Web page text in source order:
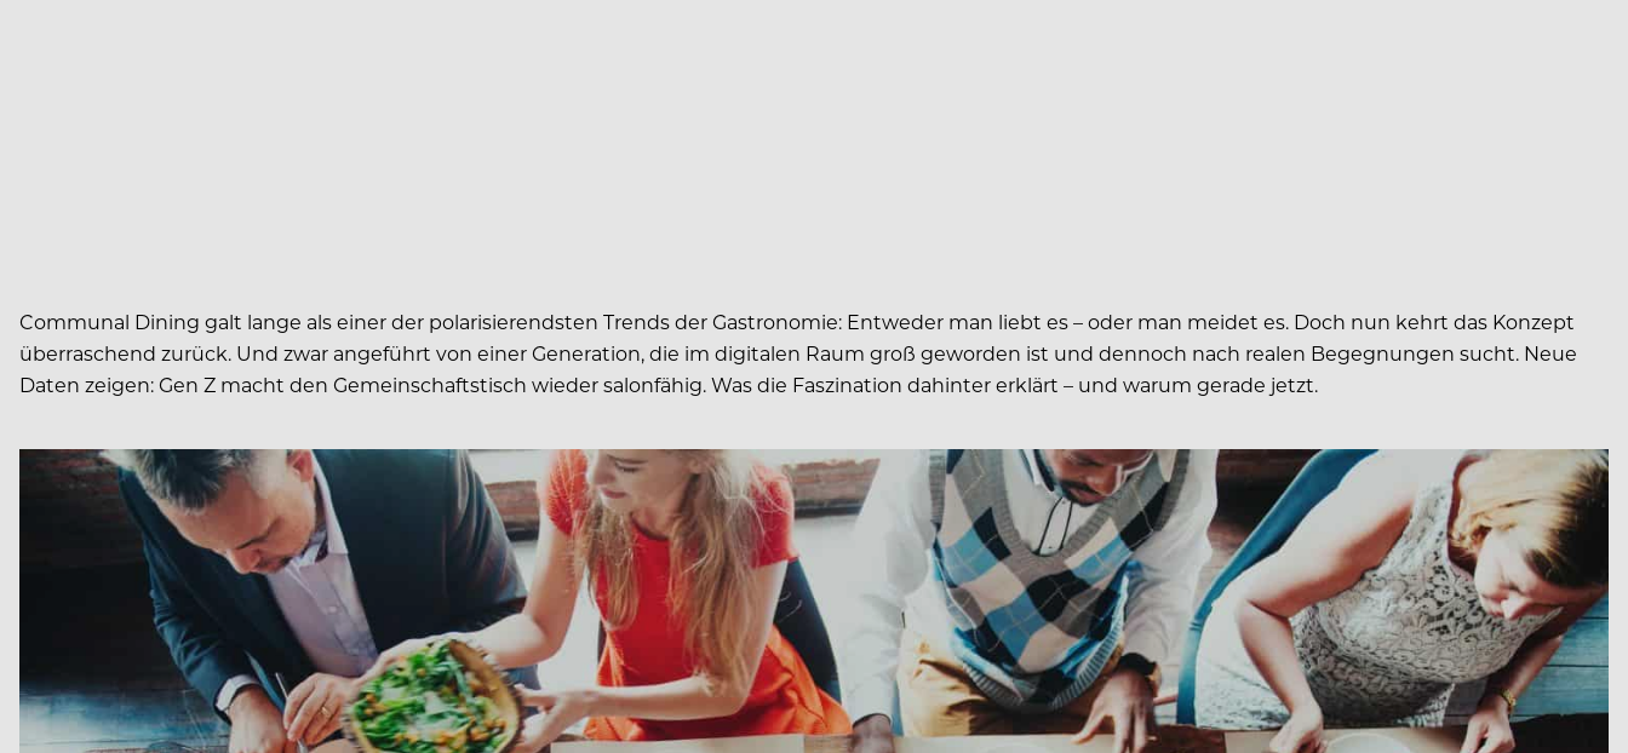
Communal Dining galt lange als einer der polarisierendsten Trends der Gastronomie: Entweder man liebt es – oder man meidet es. Doch nun kehrt das Konzept
überraschend zurück. Und zwar angeführt von einer Generation, die im digitalen Raum groß geworden ist und dennoch nach realen Begegnungen sucht. Neue
Daten zeigen: Gen Z macht den Gemeinschaftstisch wieder salonfähig. Was die Faszination dahinter erklärt – und warum gerade jetzt.